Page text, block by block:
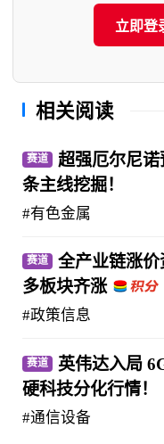
立即登
相关阅读
赛道
超强厄尔尼
条主线挖掘！
#有色金属
赛道
全产业链涨
多板块齐涨
#政策信息
赛道
英伟达入局
硬科技分化行情！
#通信设备